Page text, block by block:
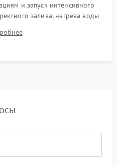
и запуск интенсивного
залива, нагрева воды
посторонних шумов,
сухости в поддоне.